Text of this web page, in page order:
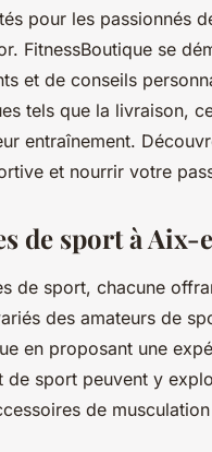
de
pour les passionnés
FitnessBoutique se
et de conseils
tels que la livraison,
entraînement.
et nourrir votre
de sport à Aix-
de sport, chacune
des amateurs de
en proposant une
de sport peuvent y
de